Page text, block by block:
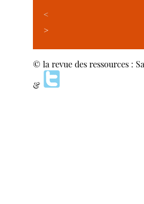
<
>
© la revue des ressources :
&